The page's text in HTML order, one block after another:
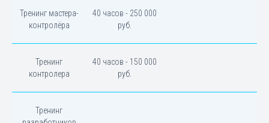
Тренинг мастера-
контролёра
40 часов - 250 000
руб.
Тренинг
контролера
40 часов - 150 000
руб.
Тренинг